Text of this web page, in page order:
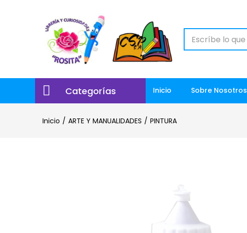
Categorías Inicio Sobre Nosotros
Inicio ARTE Y MANUALIDADES PINTURA